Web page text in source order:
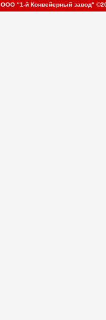
ООО "1-й Конвейерный завод"